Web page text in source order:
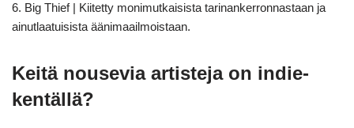
6. Big Thief | Kiitetty monimutkaisista tarinankerronnastaan ja
ainutlaatuisista äänimaailmoistaan.
Keitä nousevia artisteja on indie-
kentällä?